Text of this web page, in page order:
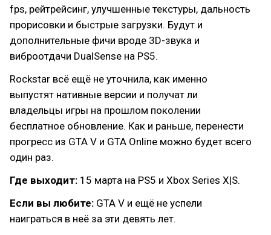
fps, рейтрейсинг, улучшенные текстуры, дальность
прорисовки и быстрые загрузки. Будут и
дополнительные фичи вроде 3D-звука и
виброотдачи DualSense на PS5.
Rockstar всё ещё не уточнила, как именно
выпустят нативные версии и получат ли
владельцы игры на прошлом поколении
бесплатное обновление. Как и раньше, перенести
прогресс из GTA V и GTA Online можно будет всего
один раз.
Где выходит: 15 марта на PS5 и Xbox Series X|S.
Если вы любите: GTA V и ещё не успели
наиграться в неё за эти девять лет.